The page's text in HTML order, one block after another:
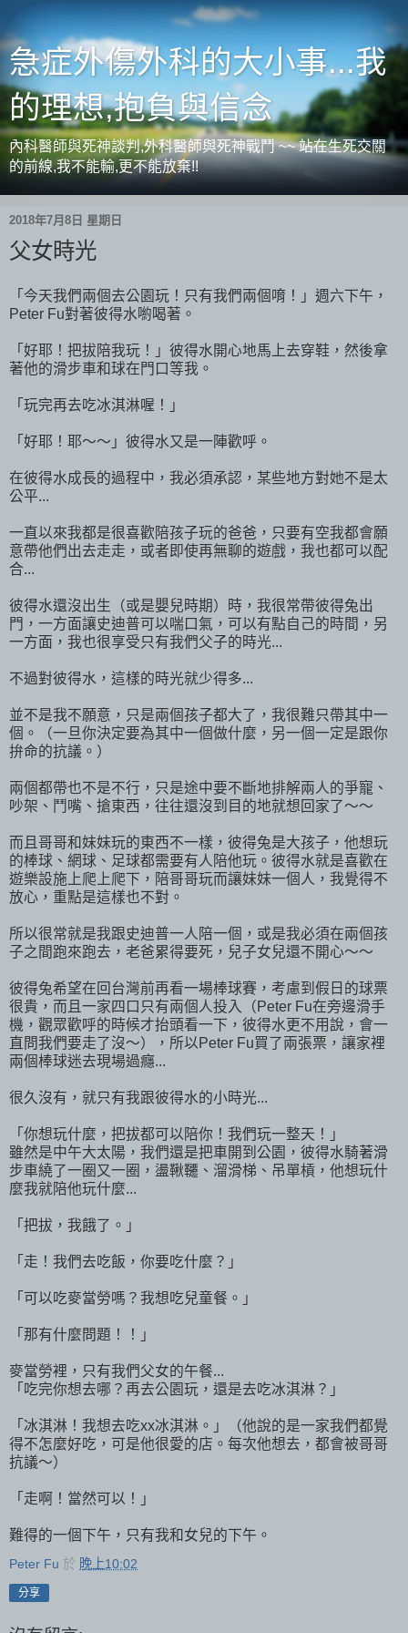
急症外傷外科的大小事...我
的理想,抱負與信念
內科醫師與死神談判,外科醫師與死神戰鬥 ~~ 站在生死交關
的前線,我不能輸,更不能放棄!!
2018年7月8日 星期日
父女時光
「今天我們兩個去公園玩！只有我們兩個唷！」週六下午，
Peter Fu對著彼得水喲喝著。
「好耶！把拔陪我玩！」彼得水開心地馬上去穿鞋，然後拿
著他的滑步車和球在門口等我。
「玩完再去吃冰淇淋喔！」
「好耶！耶～～」彼得水又是一陣歡呼。
在彼得水成長的過程中，我必須承認，某些地方對她不是太
公平...
一直以來我都是很喜歡陪孩子玩的爸爸，只要有空我都會願
意帶他們出去走走，或者即使再無聊的遊戲，我也都可以配
合...
彼得水還沒出生（或是嬰兒時期）時，我很常帶彼得兔出
門，一方面讓史迪普可以喘口氣，可以有點自己的時間，另
一方面，我也很享受只有我們父子的時光...
不過對彼得水，這樣的時光就少得多...
並不是我不願意，只是兩個孩子都大了，我很難只帶其中一
個。（一旦你決定要為其中一個做什麼，另一個一定是跟你
拚命的抗議。）
兩個都帶也不是不行，只是途中要不斷地排解兩人的爭寵、
吵架、鬥嘴、搶東西，往往還沒到目的地就想回家了～～
而且哥哥和妹妹玩的東西不一樣，彼得兔是大孩子，他想玩
的棒球、網球、足球都需要有人陪他玩。彼得水就是喜歡在
遊樂設施上爬上爬下，陪哥哥玩而讓妹妹一個人，我覺得不
放心，重點是這樣也不對。
所以很常就是我跟史迪普一人陪一個，或是我必須在兩個孩
子之間跑來跑去，老爸累得要死，兒子女兒還不開心～～
彼得兔希望在回台灣前再看一場棒球賽，考慮到假日的球票
很貴，而且一家四口只有兩個人投入（Peter Fu在旁邊滑手
機，觀眾歡呼的時候才抬頭看一下，彼得水更不用說，會一
直問我們要走了沒～），所以Peter Fu買了兩張票，讓家裡
兩個棒球迷去現場過癮...
很久沒有，就只有我跟彼得水的小時光...
「你想玩什麼，把拔都可以陪你！我們玩一整天！」
雖然是中午大太陽，我們還是把車開到公園，彼得水騎著滑
步車繞了一圈又一圈，盪鞦韆、溜滑梯、吊單槓，他想玩什
麼我就陪他玩什麼...
「把拔，我餓了。」
「走！我們去吃飯，你要吃什麼？」
「可以吃麥當勞嗎？我想吃兒童餐。」
「那有什麼問題！！」
麥當勞裡，只有我們父女的午餐...
「吃完你想去哪？再去公園玩，還是去吃冰淇淋？」
「冰淇淋！我想去吃xx冰淇淋。」（他說的是一家我們都覺
得不怎麼好吃，可是他很愛的店。每次他想去，都會被哥哥
抗議～）
「走啊！當然可以！」
難得的一個下午，只有我和女兒的下午。
Peter Fu 於 晚上10:02
分享